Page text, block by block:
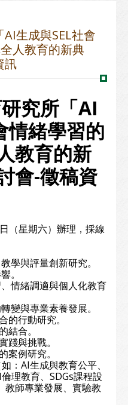
生成與SEL社會
人教育的新典
訊
究所「AI
情緒學習的
教育的新
會-徵稿資
（星期六）辦理，採線
學與評量創新研究。
。
情緒調適與個人化教育
變與專業素養發展。
的行動研究。
結合。
踐與挑戰。
案例研究。
：AI生成與教育公平、
理教育、SDGs課程設
教師專業發展、實驗教